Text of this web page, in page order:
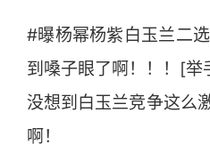
#曝杨幂杨紫白玉兰二
到嗓子眼了啊！！！[举
没想到白玉兰竞争这么
啊！ ​